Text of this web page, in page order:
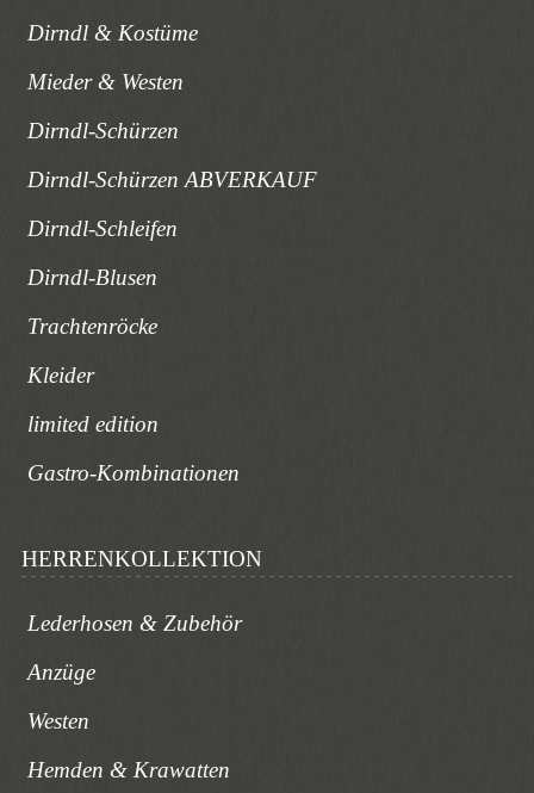
Dirndl & Kostüme
Mieder & Westen
Dirndl-Schürzen
Dirndl-Schürzen ABVERKAUF
Dirndl-Schleifen
Dirndl-Blusen
Trachtenröcke
Kleider
limited edition
Gastro-Kombinationen
HERRENKOLLEKTION
Lederhosen & Zubehör
Anzüge
Westen
Hemden & Krawatten